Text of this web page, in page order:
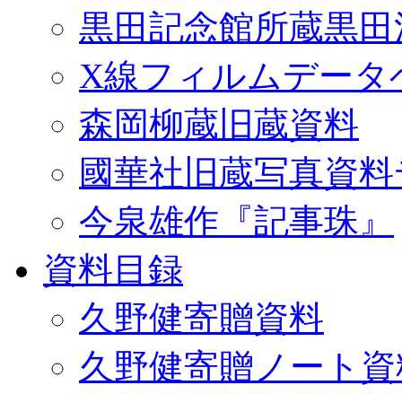
黒田記念館所蔵黒
X線フィルムデータ
森岡柳蔵旧蔵資料
國華社旧蔵写真資
今泉雄作『記事珠』
資料目録
久野健寄贈資料
久野健寄贈ノート